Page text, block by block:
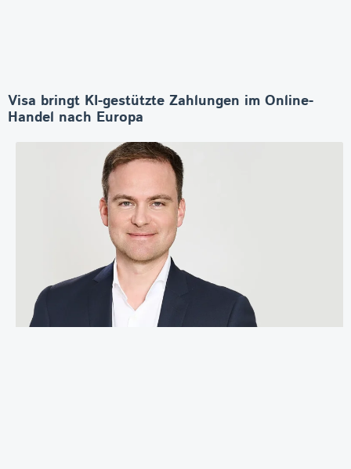
Visa bringt KI-gestützte Zahlungen im Online-
Handel nach Europa